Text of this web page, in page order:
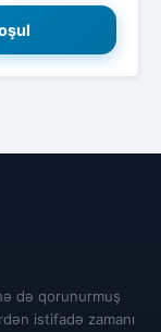
də qorunurmuş
istifadə zamanı